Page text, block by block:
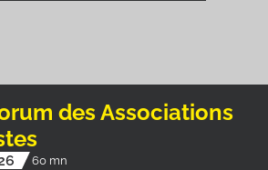
des Associations
60 mn